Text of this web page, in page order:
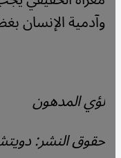
وآدمية الإنسان
لؤي المدهون
حقوق النشر: دويتشه